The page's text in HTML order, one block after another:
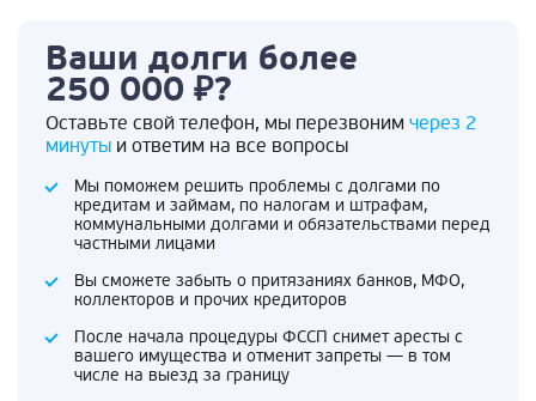
Ваши долги более
250 000 ₽?
Оставьте свой телефон, мы перезвоним через 2
минуты и ответим на все вопросы
Мы поможем решить проблемы с долгами по
кредитам и займам, по налогам и штрафам,
коммунальными долгами и обязательствами перед
частными лицами
Вы сможете забыть о притязаниях банков, МФО,
коллекторов и прочих кредиторов
После начала процедуры ФССП снимет аресты с
вашего имущества и отменит запреты — в том
числе на выезд за границу